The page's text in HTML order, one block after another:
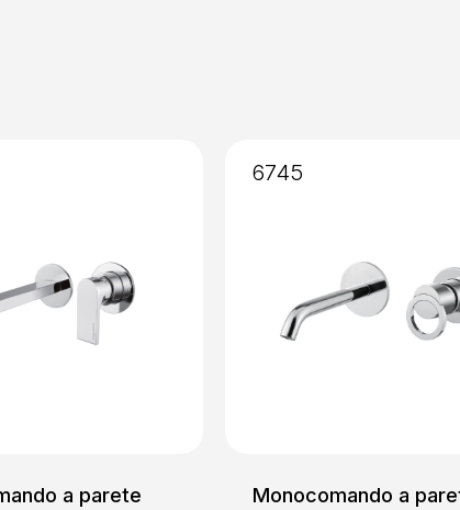
a parete
Monocomando a
6745